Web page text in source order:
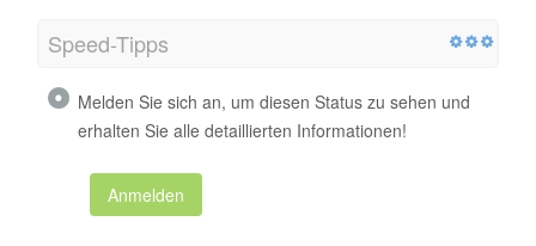
Speed-Tipps
Melden Sie sich an, um diesen Status zu sehen und
erhalten Sie alle detaillierten Informationen!
Anmelden